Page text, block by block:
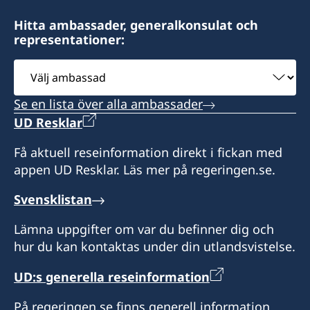
Honorärkonsul
SEO, Kyungsun
LEE, Sang-Kyun
Hitta ambassader, generalkonsulat och
representationer:
Välj
ambassad
Se en lista över alla ambassader
UD Resklar
Få aktuell reseinformation direkt i fickan med
appen UD Resklar. Läs mer på regeringen.se.
Svensklistan
Lämna uppgifter om var du befinner dig och
hur du kan kontaktas under din utlandsvistelse.
UD:s generella reseinformation
På regeringen.se finns generell information